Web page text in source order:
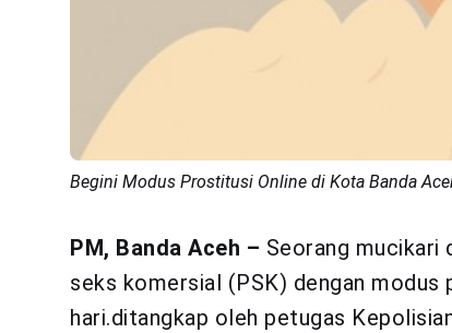
Begini Modus Prostitusi Online di Kota Banda
PM, Banda Aceh – Seorang mucikari
seks komersial (PSK) dengan
hari.ditangkap oleh petugas